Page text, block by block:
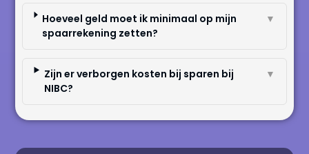
Hoeveel geld moet ik minimaal op mijn
spaarrekening zetten?
▼
Zijn er verborgen kosten bij sparen bij
NIBC?
▼